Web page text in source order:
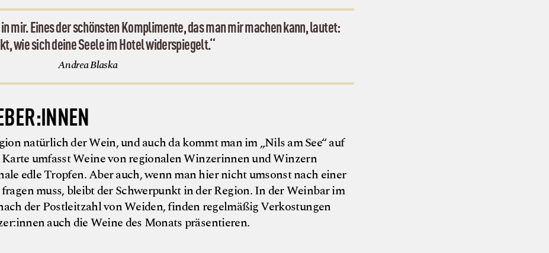
mir. Eines der schönsten Komplimente, das man mir machen kann, lautet:
wie sich deine Seele im Hotel widerspiegelt.“
Andrea Blaska
natürlich der Wein, und auch da kommt man im „Nils am See“ auf
umfasst Weine von regionalen Winzerinnen und Winzern
edle Tropfen. Aber auch, wenn man hier nicht umsonst nach einer
muss, bleibt der Schwerpunkt in der Region. In der Weinbar im
der Postleitzahl von Weiden, finden regelmäßig Verkostungen
auch die Weine des Monats präsentieren.